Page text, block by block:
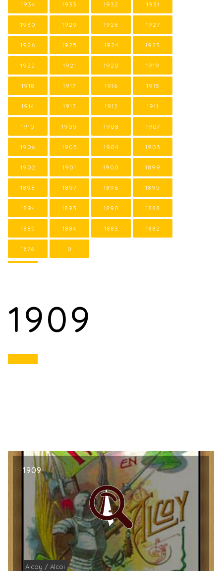
1934 1933 1932 1931
1930 1929 1928 1927
1926 1925 1924 1923
1922 1921 1920 1919
1918 1917 1916 1915
1914 1913 1912 1911
1910 1909 1908 1907
1906 1905 1904 1903
1902 1901 1900 1899
1898 1897 1896 1895
1894 1893 1890 1888
1885 1884 1883 1882
1876 0
1909
1909
Alcoy / Alcoi